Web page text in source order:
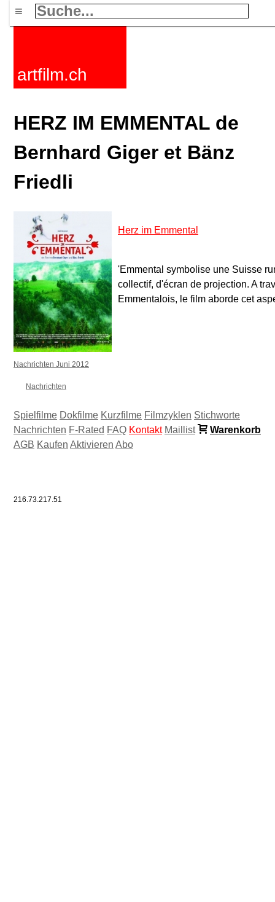
≡
artfilm.ch
HERZ IM EMMENTAL de
Bernhard Giger et Bänz
Friedli
Herz im Emmental
'Emmental symbolise une Suisse
collectif, d'écran de projection. A
Emmentalois, le film aborde cet
Nachrichten Juni 2012
Nachrichten
Spielfilme Dokfilme Kurzfilme Filmzyklen Stichworte
Nachrichten F-Rated FAQ Kontakt Maillist
Warenkorb
AGB Kaufen Aktivieren Abo
216.73.217.51